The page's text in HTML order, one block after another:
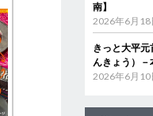
南】
2026年6月18
きっと大平
んきょう）－
2026年6月10